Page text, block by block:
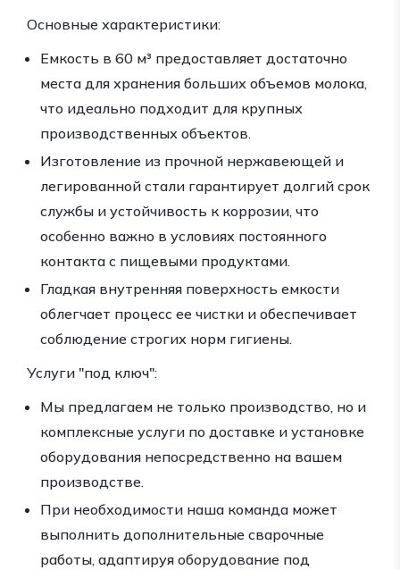
Основные характеристики:
Емкость в 60 м³ предоставляет достаточно
места для хранения больших объемов молока,
что идеально подходит для крупных
производственных объектов.
Изготовление из прочной нержавеющей и
легированной стали гарантирует долгий срок
службы и устойчивость к коррозии, что
особенно важно в условиях постоянного
контакта с пищевыми продуктами.
Гладкая внутренняя поверхность емкости
облегчает процесс ее чистки и обеспечивает
соблюдение строгих норм гигиены.
Услуги "под ключ":
Мы предлагаем не только производство, но и
комплексные услуги по доставке и установке
оборудования непосредственно на вашем
производстве.
При необходимости наша команда может
выполнить дополнительные сварочные
работы, адаптируя оборудование под